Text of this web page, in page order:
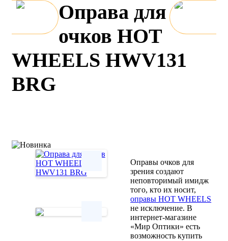
Оправа для
очков HOT
WHEELS HWV131
BRG
Оправы очков для
зрения создают
неповторимый имидж
того, кто их носит,
оправы HOT WHEELS
не исключение. В
интернет-магазине
«Мир Оптики» есть
возможность купить